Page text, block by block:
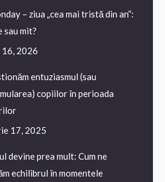
– ziua „cea mai tristă din an”:
mit?
16, 2026
entuziasmul (sau
copiilor în perioada
17, 2025
devine prea mult: Cum ne
echilibrul în momentele